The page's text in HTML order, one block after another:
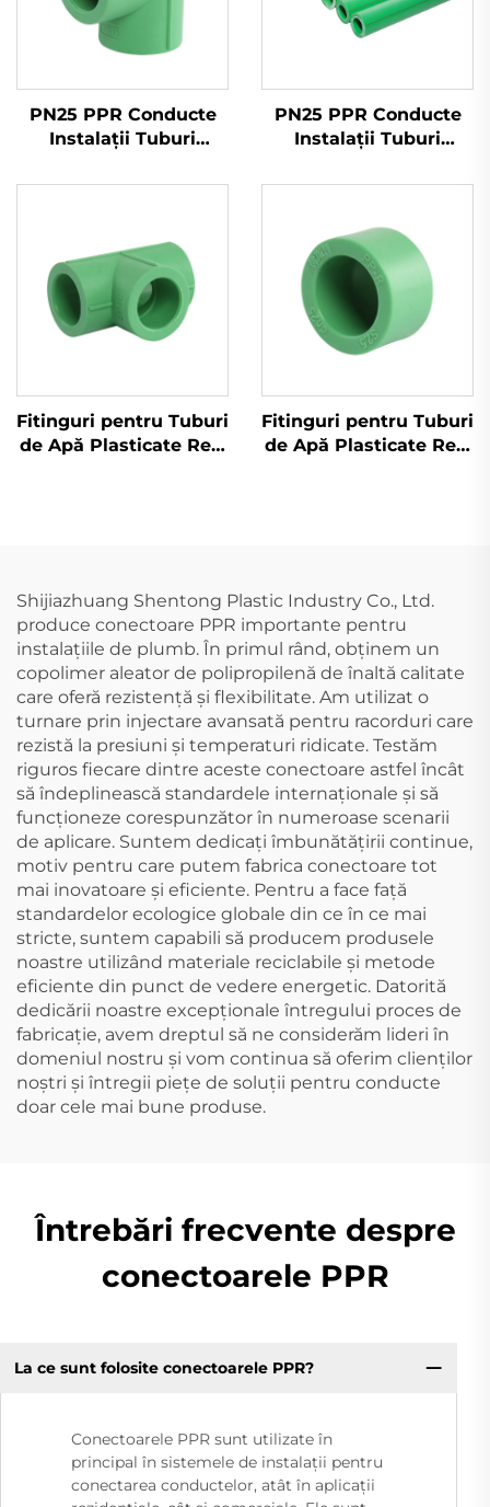
PN25 PPR Conducte
Instalații Tuburi
Caldă PPR
PN25 PPR Conducte
Instalații Tuburi
Caldă PPR
Fitinguri pentru Tuburi
de Apă Plasticate Reci
Fitinguri pentru Tuburi
de Apă Plasticate Reci
Shijiazhuang Shentong Plastic Industry Co., Ltd.
produce conectoare PPR importante pentru
instalațiile de plumb. În primul rând, obținem un
copolimer aleator de polipropilenă de înaltă calitate
care oferă rezistență și flexibilitate. Am utilizat o
turnare prin injectare avansată pentru racorduri care
rezistă la presiuni și temperaturi ridicate. Testăm
riguros fiecare dintre aceste conectoare astfel încât
să îndeplinească standardele internaționale și să
funcționeze corespunzător în numeroase scenarii
de aplicare. Suntem dedicați îmbunătățirii continue,
motiv pentru care putem fabrica conectoare tot
mai inovatoare și eficiente. Pentru a face față
standardelor ecologice globale din ce în ce mai
stricte, suntem capabili să producem produsele
noastre utilizând materiale reciclabile și metode
eficiente din punct de vedere energetic. Datorită
dedicării noastre excepționale întregului proces de
fabricație, avem dreptul să ne considerăm lideri în
domeniul nostru și vom continua să oferim clienților
noștri și întregii piețe de soluții pentru conducte
doar cele mai bune produse.
Întrebări frecvente despre
conectoarele PPR
La ce sunt folosite conectoarele PPR?
Conectoarele PPR sunt utilizate în
principal în sistemele de instalații pentru
conectarea conductelor, atât în aplicații